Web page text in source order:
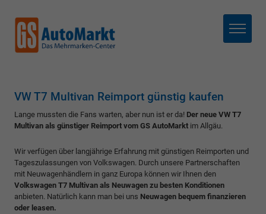
Menü
VW T7 Multivan Reimport günstig kaufen
Lange mussten die Fans warten, aber nun ist er da! Der neue VW T7
Multivan als günstiger Reimport vom GS AutoMarkt im Allgäu.
Wir verfügen über langjährige Erfahrung mit günstigen Reimporten und
Tageszulassungen von Volkswagen. Durch unsere Partnerschaften
mit Neuwagenhändlern in ganz Europa können wir Ihnen den
Volkswagen T7 Multivan als Neuwagen zu besten Konditionen
anbieten. Natürlich kann man bei uns Neuwagen bequem finanzieren
oder leasen.